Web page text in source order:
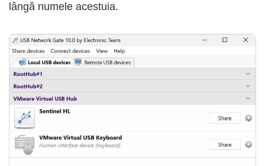
lângă numele acestuia.